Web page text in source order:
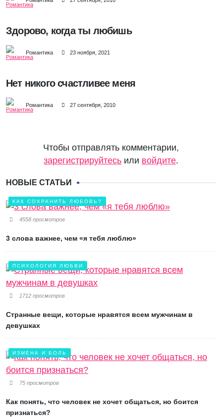
Здорово, когда ты любишь
Романтика 23 ноября, 2021
Нет никого счастливее меня
Романтика 27 сентября, 2010
Чтобы отправлять комментарии,
зарегистрируйтесь или войдите.
НОВЫЕ СТАТЬИ
КАК СОХРАНИТЬ ЛЮБОВЬ?
4558 просмотров
3 слова важнее, чем «я тебя люблю»
ПСИХОЛОГИЯ ЛЮБВИ
1712 просмотров
Странные вещи, которые нравятся всем мужчинам в
девушках
ИЗМЕНА И БОЛЬ
75 просмотров
Как понять, что человек не хочет общаться, но боится
признаться?